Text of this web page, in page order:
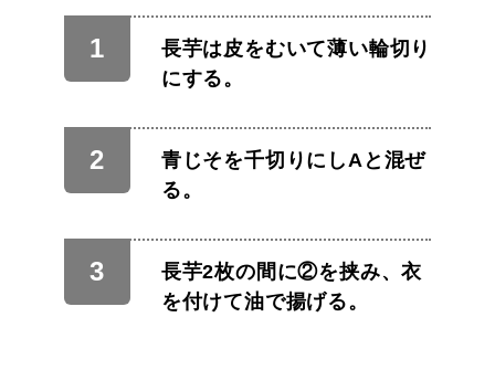
長芋は皮をむいて薄い輪切り
にする。
青じそを千切りにしAと混ぜ
る。
長芋2枚の間に②を挟み、衣
を付けて油で揚げる。